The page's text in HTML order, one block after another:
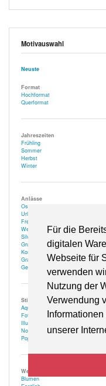
Für die
digitalen
Webseite für
verwenden
Nutzung der
Verwendung
unserer
Motivauswahl
Neuste
Format
Hochformat
Querformat
Jahreszeiten
Frühling
Sommer
Herbst
Winter
Anlässe
Ostern
Urlaub
Freizeit
Weihnachtszeit
Silvester | Neujahr
Grußkarten
Kontaktkarten
Gratulation
Geschenk
Stile
Aquarell
Fotografie
Illustration | Zeichnung
Nostalgie
Popart
Weitere
Blumen